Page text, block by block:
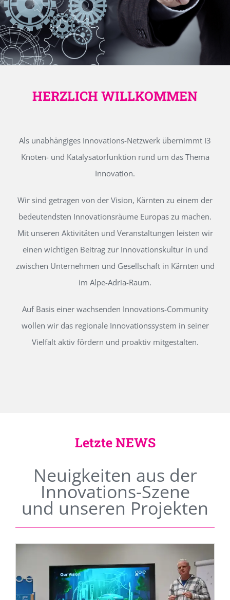
HERZLICH WILLKOMMEN
Als unabhängiges Innovations-Netzwerk übernimmt I3
Knoten- und Katalysatorfunktion rund um das Thema
Innovation.
Wir sind getragen von der Vision, Kärnten zu einem der
bedeutendsten Innovationsräume Europas zu machen.
Mit unseren Aktivitäten und Veranstaltungen leisten wir
einen wichtigen Beitrag zur Innovationskultur in und
zwischen Unternehmen und Gesellschaft in Kärnten und
im Alpe-Adria-Raum.
Auf Basis einer wachsenden Innovations-Community
wollen wir das regionale Innovationssystem in seiner
Vielfalt aktiv fördern und proaktiv mitgestalten.
Letzte NEWS
Neuigkeiten aus der
Innovations-Szene
und unseren Projekten